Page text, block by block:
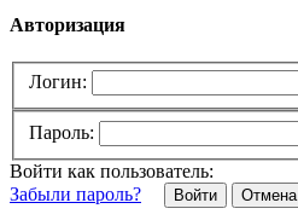
Авторизация
Логин:
Пароль:
Войти как пользователь:
Забыли пароль?
Отмена